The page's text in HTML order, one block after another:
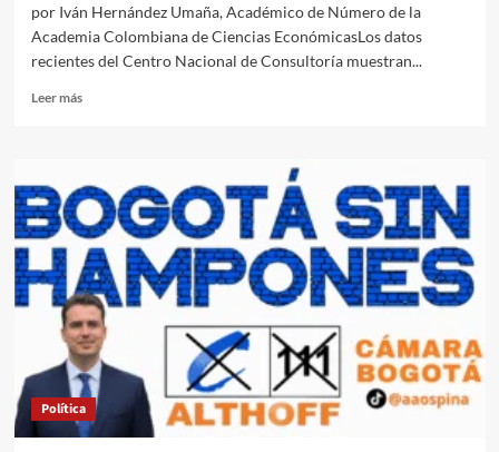
por Iván Hernández Umaña, Académico de Número de la
Academia Colombiana de Ciencias EconómicasLos datos
recientes del Centro Nacional de Consultoría muestran...
Leer másLeer
ni
derecha,
ni
centro:
Colombia
está
saliendo
del
péndulo
Política